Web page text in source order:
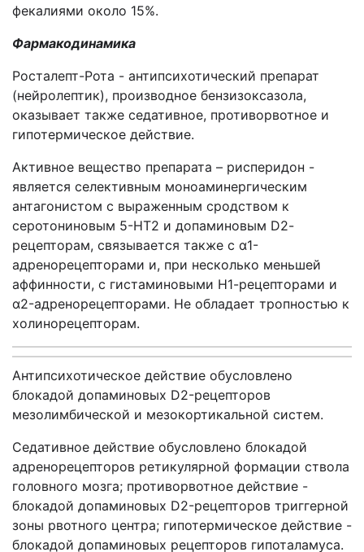
фекалиями около 15%.
Фармакодинамика
Росталепт-Рота - антипсихотический препарат
(нейролептик), производное бензизоксазола,
оказывает также седативное, противорвотное и
гипотермическое действие.
Активное вещество препарата – рисперидон -
является селективным моноаминергическим
антагонистом с выраженным сродством к
серотониновым 5-НТ2 и допаминовым D2-
peцепторам, связывается также с α1-
адренорецепторами и, при несколько меньшей
аффинности, с гистаминовыми Н1-рецепторами и
α2-адренорецепторами. Не обладает тропностью к
холинорецепторам.
Антипсихотическое действие обусловлено
блокадой допаминовых D2-рецепторов
мезолимбической и мезокортикальной систем.
Седативное действие обусловлено блокадой
адренорецепторов ретикулярной формации ствола
головного мозга; противорвотное действие -
блокадой допаминовых D2-рецепторов триггерной
зоны рвотного центра; гипотермическое действие -
блокадой допаминовых рецепторов гипоталамуса.